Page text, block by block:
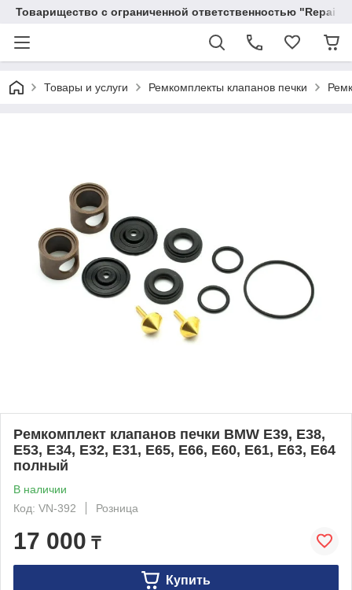
Товарищество с ограниченной ответственностью
Товары и услуги Ремкомплекты клапанов печки
Ремкомплект клапанов печки BMW E39, E38,
E53, E34, E32, E31, E65, E66, E60, E61, E63, E64
полный
В наличии
Код: VN-392
Розница
17 000 ₸
Купить